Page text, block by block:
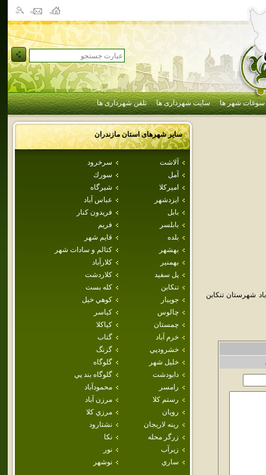
سوغات شهر ها سایت شهرداری ها تلفن شهرداری ها
سایر شهرهای استانمازندران
آلاشت
سرخرود
آمل
سورك
اميركلا
شيرگاه
ايزدشهر
عباس آباد
بابل
فريدون كنار
بابلسر
فريم
بلده
قايم شهر
بهشهر
كتالم و سادات شهر
بهمنير
كلارآباد
پل سفيد
كلاردشت
تنكابن
كله بست
جويبار
كوهي خيل
چالوس
كياسر
چمستان
كياكلا
خرم آباد
گتاب
خشرودپي
گزنگ
خليل شهر
گلوگاه
دابودشت
گلوگاه بند پي
رامسر
محمودآباد
رستم كلا
مرزن آباد
رويان
مرزي كلا
رينه لاريجان
نشتارود
زرگر محله
نكا
زيرآب
نور
ساري
نوشهر
شهرستان تنکابن